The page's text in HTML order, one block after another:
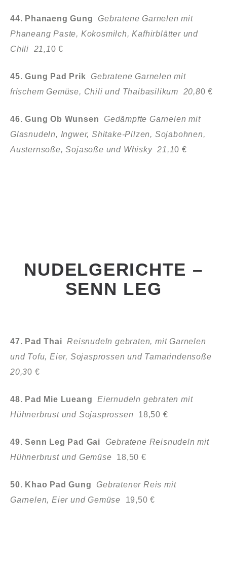
44. Phanaeng Gung
Gebratene Garnelen mit
Phaneang Paste, Kokosmilch, Kafhirblätter und
Chili 21,10 €
45. Gung Pad Prik
Gebratene Garnelen mit
frischem Gemüse, Chili und Thaibasilikum 20,80 €
46. Gung Ob Wunsen
Gedämpfte Garnelen mit
Glasnudeln, Ingwer,Shitake-Pilzen, Sojabohnen,
Austernsoße, Sojasoße und Whisky 21,10 €
NUDELGERICHTE –
SENN LEG
47. Pad ThaiReisnudeln gebraten, mit Garnelen
und Tofu, Eier, Sojasprossen und Tamarindensoße
20,30 €
48. Pad Mie Lueang
Eiernudeln gebraten mit
Hühnerbrust und Sojasprossen 18,50 €
49. Senn Leg Pad Gai Gebratene Reisnudeln mit
Hühnerbrust und Gemüse 18,50 €
50. Khao Pad Gung
Gebratener Reis mit
Garnelen, Eier und Gemüse 19,50 €